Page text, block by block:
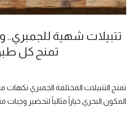
تتبيلات شهية
تمنح كل
تمنح التتبيلات المختلفة الجمبري
المكون البحري خياراً مثالياً لتحضير